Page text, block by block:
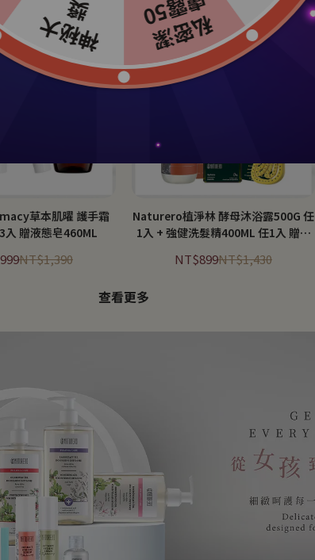
草本肌曜 護手霜
入 贈液態皂460ML
NT$1,390
Naturero植淨林 酵母沐浴露500G 任
1入 + 強健洗髮精400ML 任1入 贈活
NT$899NT$1,430
查看更多